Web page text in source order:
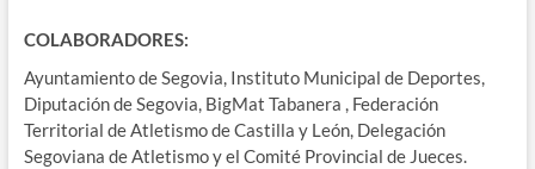
COLABORADORES:
Ayuntamiento de Segovia, Instituto Municipal de Deportes,
Diputación de Segovia, BigMat Tabanera , Federación
Territorial de Atletismo de Castilla y León, Delegación
Segoviana de Atletismo y el Comité Provincial de Jueces.